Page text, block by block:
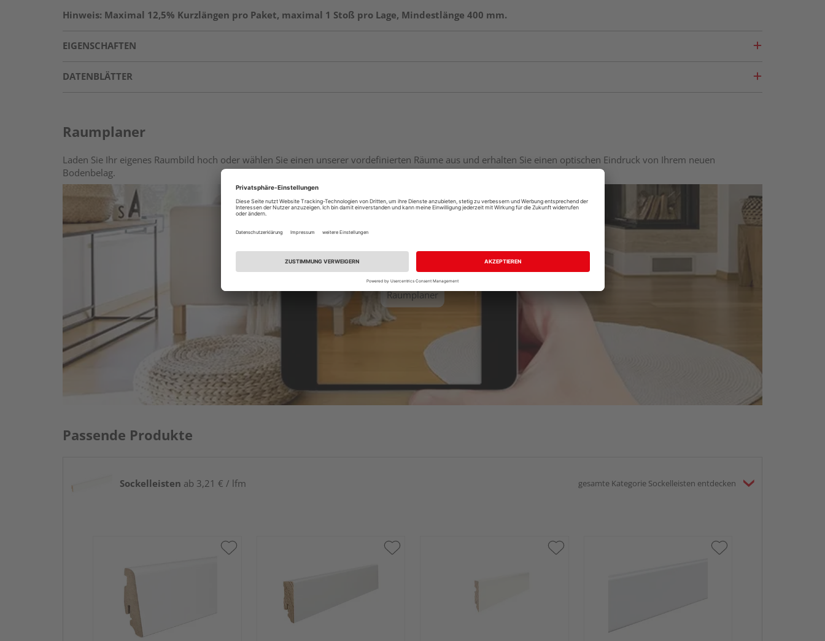
Hinweis: Maximal 12,5% Kurzlängen pro Paket, maximal 1 Stoß pro Lage, Mindestlänge 400 mm.
EIGENSCHAFTEN
DATENBLÄTTER
Raumplaner
Laden Sie Ihr eigenes Raumbild hoch oder wählen Sie einen unserer vordefinierten Räume aus und erhalten Sie einen optischen Eindruck von Ihrem neuen
Bodenbelag.
Raumplaner
Passende Produkte
Sockelleisten ab 3,21 € / lfm gesamte Kategorie Sockelleisten entdecken